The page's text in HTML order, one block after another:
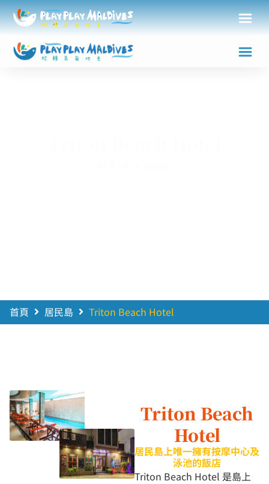
首頁 居民島 Triton Beach Hotel
Triton Beach
Hotel
居民島上唯一擁有按摩中心及
泳池的飯店
Triton Beach Hotel 是島上